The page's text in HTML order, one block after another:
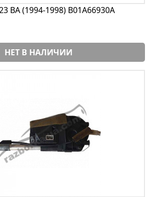
BA (1994-1998) B01A66930A
НЕТ В НАЛИЧИИ